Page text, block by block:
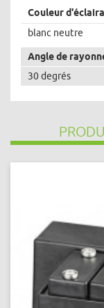
Couleur
blanc neutre
Angle de
30 degrés